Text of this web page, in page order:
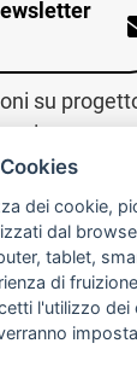
su
mappa
telefona al
Chiama il call
center
800078611
per
366 65
dei cookie,
dal
tablet,
di
l'utilizzo dei